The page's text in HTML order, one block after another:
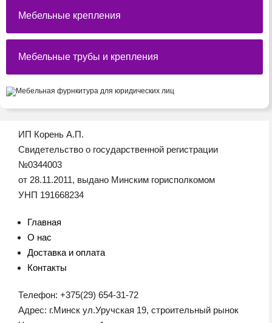
Мебельные крепления
Мебельные трубы и крепления
ИП Корень А.П.
Свидетельство о государственной регистрации
№0344003
от 28.11.2011, выдано Минским горисполкомом
УНП 191668234
Главная
О нас
Доставка и оплата
Контакты
Телефон: +375(29) 654-31-72
Адрес: г.Минск ул.Уручская 19, строительный рынок